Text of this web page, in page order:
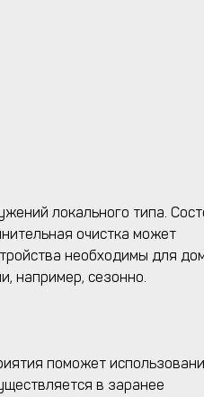
локального типа.
очистка может
необходимы для
например, сезонно.
поможет
в заранее